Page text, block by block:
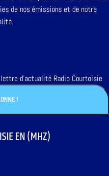
de nos émissions et de notre
d'actualité Radio Courtoisie
EN (MHZ)